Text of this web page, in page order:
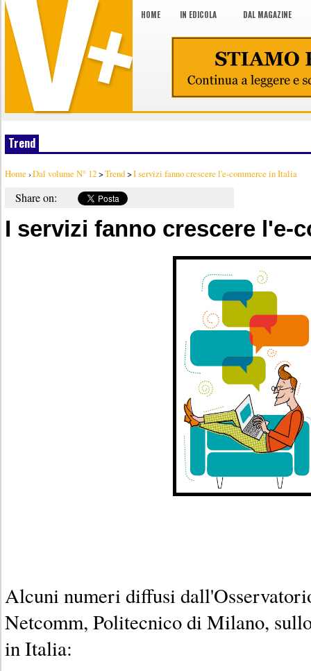
HOME IN EDICOLA DAL MAGAZINE
Trend
Home ›Dal volume N° 12>Trend>I servizi fanno crescere l'e-commerce in Italia
Share on:
I servizi fanno crescere l'e-
Alcuni numeri diffusi
Netcomm, Politecnico di Milano,
in Italia: